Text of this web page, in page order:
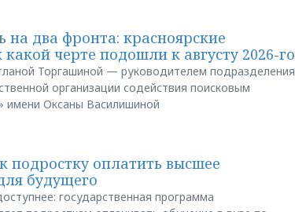
два фронта: красноярские
черте подошли к августу 2026-го
Торгашиной — руководителем подразделения
организации содействия поисковым
имени Оксаны Василишиной
оплатить высшее
будущего
государственная программа